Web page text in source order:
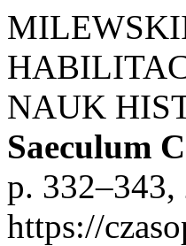
NAUK
Saeculum
p.
https://